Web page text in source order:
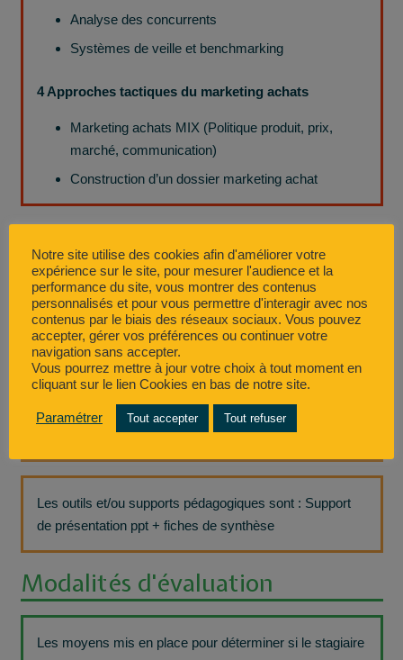
Analyse des concurrents
Systèmes de veille et benchmarking
4 Approches tactiques du marketing achats
Marketing achats MIX (Politique produit, prix,
marché, communication)
Construction d’un dossier marketing achat
Les méthodes pédagogiques utilisées lors de la
formation sont : courts exposés magistraux, cas
pratiques, travaux en sous-groupe et en individuel (inter-
séance), mises en situation, jeux interactifs, « classe
inversée »
Outils et supports pédagogiques
Les outils et/ou supports pédagogiques sont : Support
de présentation ppt + fiches de synthèse
Modalités d'évaluation
Les moyens mis en place pour déterminer si le stagiaire
Notre site utilise des cookies afin d'améliorer votre
expérience sur le site, pour mesurer l'audience et la
performance du site, vous montrer des contenus
personnalisés et pour vous permettre d'interagir avec nos
contenus par le biais des réseaux sociaux. Vous pouvez
accepter, gérer vos préférences ou continuer votre
navigation sans accepter.
Vous pourrez mettre à jour votre choix à tout moment en
cliquant sur le lien Cookies en bas de notre site.
Paramétrer Tout accepter Tout refuser